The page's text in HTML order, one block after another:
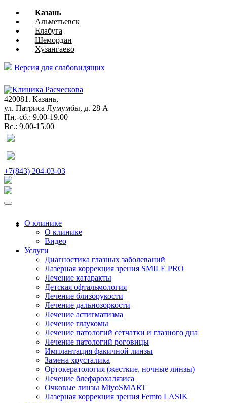
Казань
Альметьевск
Елабуга
Шемордан
Хузангаево
Версия для слабовидящих
420081. Казань,
ул. Патриса Лумумбы, д. 28 А
Пн.-сб.: 9.00-19.00
Вс.: 9.00-15.00
+7(843) 204-03-03
О клинике
О клинике
Видео
Услуги
Диагностика глазных заболеваний
Лазерная коррекция зрения SMILE PRO
Лечение катаракты
Детская офтальмология
Лечение близорукости
Лечение дальнозоркости
Лечение астигматизма
Лечение глаукомы
Лечение патологий сетчатки и глазного дна
Лечение патологий роговицы
Имплантация факичной линзы
Замена хрусталика
Ортокератология (жесткие, ночные линзы)
Лечение блефарохалязиса
Очковые линзы MiyoSMART
Лазерная коррекция зрения Femto LASIK